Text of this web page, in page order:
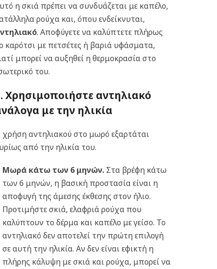
η σκιά πρέπει να συνδυάζεται με καπέλο,
ρούχα και, όπου ενδείκνυται,
. Αποφύγετε να καλύπτετε πλήρως
καρότσι με πετσέτες ή βαριά υφάσματα,
μπορεί να αυξηθεί η θερμοκρασία στο
του.
Χρησιμοποιήστε αντηλιακό
με την ηλικία
χρήση αντηλιακού στο μωρό εξαρτάται
από την ηλικία του.
Μωρά κάτω των 6 μηνών. Στα βρέφη κάτω
των 6 μηνών, η βασική προστασία είναι η
αποφυγή της άμεσης έκθεσης στον ήλιο.
Προτιμήστε σκιά, ελαφριά ρούχα που
καλύπτουν το δέρμα και καπέλο με γείσο. Το
αντηλιακό δεν αποτελεί την πρώτη επιλογή
σε αυτή την ηλικία. Αν δεν είναι εφικτή η
πλήρης κάλυψη με σκιά και ρούχα, μπορεί να